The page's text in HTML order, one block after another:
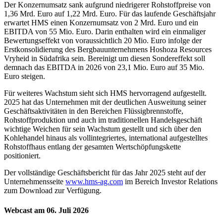
Der Konzernumsatz sank aufgrund niedrigerer Rohstoffpreise von
1,36 Mrd. Euro auf 1,22 Mrd. Euro. Für das laufende Geschäftsjahr
erwartet HMS einen Konzernumsatz von 2 Mrd. Euro und ein
EBITDA von 55 Mio. Euro. Darin enthalten wird ein einmaliger
Bewertungseffekt von voraussichtlich 20 Mio. Euro infolge der
Erstkonsolidierung des Bergbauunternehmens Hoshoza Resources
Vryheid in Südafrika sein. Bereinigt um diesen Sondereffekt soll
demnach das EBITDA in 2026 von 23,1 Mio. Euro auf 35 Mio.
Euro steigen.
Für weiteres Wachstum sieht sich HMS hervorragend aufgestellt.
2025 hat das Unternehmen mit der deutlichen Ausweitung seiner
Geschäftsaktivitäten in den Bereichen Flüssigbrennstoffe,
Rohstoffproduktion und auch im traditionellen Handelsgeschäft
wichtige Weichen für sein Wachstum gestellt und sich über den
Kohlehandel hinaus als vollintegriertes, international aufgestelltes
Rohstoffhaus entlang der gesamten Wertschöpfungskette
positioniert.
Der vollständige Geschäftsbericht für das Jahr 2025 steht auf der
Unternehmensseite www.hms-ag.com im Bereich Investor Relations
zum Download zur Verfügung.
Webcast am 06. Juli 2026